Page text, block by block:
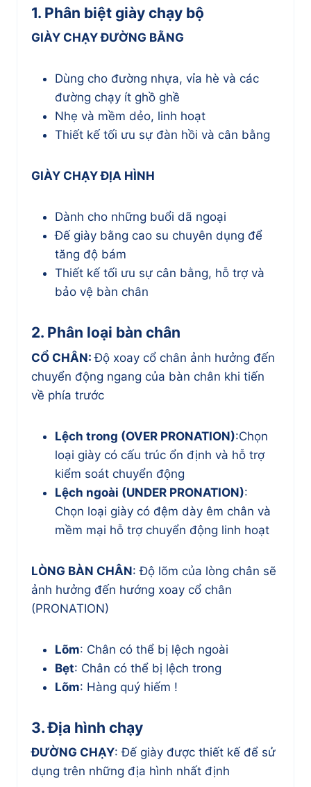
1. Phân biệt giày chạy bộ
GIÀY CHẠY ĐƯỜNG BẰNG
Dùng cho đường nhựa, vỉa hè và các
đường chạy ít ghồ ghề
Nhẹ và mềm dẻo, linh hoạt
Thiết kế tối ưu sự đàn hồi và cân bằng
GIÀY CHẠY ĐỊA HÌNH
Dành cho những buổi dã ngoại
Đế giày bằng cao su chuyên dụng để
tăng độ bám
Thiết kế tối ưu sự cân bằng, hỗ trợ và
bảo vệ bàn chân
2. Phân loại bàn chân
CỔ CHÂN:Độ xoay cổ chân ảnh hưởng đến
chuyển động ngang của bàn chân khi tiến
về phía trước
Lệch trong (OVER PRONATION):Chọn
loại giày có cấu trúc ổn định và hỗ trợ
kiểm soát chuyển động
Lệch ngoài (UNDER PRONATION):
Chọn loại giày có đệm dày êm chân và
mềm mại hỗ trợ chuyển động linh hoạt
LÒNG BÀN CHÂN: Độ lõm của lòng chân sẽ
ảnh hưởng đến hướng xoay cổ chân
(PRONATION)
Lõm: Chân có thể bị lệch ngoài
Bẹt: Chân có thể bị lệch trong
Lõm: Hàng quý hiếm !
3. Địa hình chạy
ĐƯỜNG CHẠY: Đế giày được thiết kế để sử
dụng trên những địa hình nhất định